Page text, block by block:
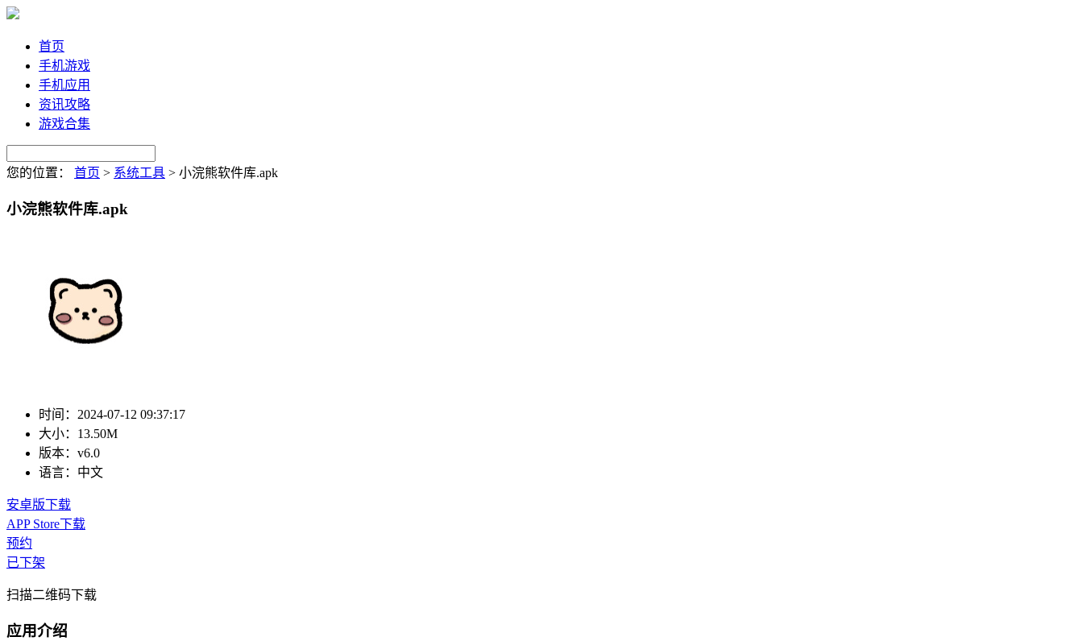
首页
手机游戏
手机应用
资讯攻略
游戏合集
您的位置： 首页 > 系统工具 > 小浣熊软件库.apk
小浣熊软件库.apk
时间： 2024-07-12 09:37:17
大小： 13.50M
版本： v6.0
语言： 中文
安卓版下载
APP Store下载
预约
已下架
扫描二维码下载
应用介绍